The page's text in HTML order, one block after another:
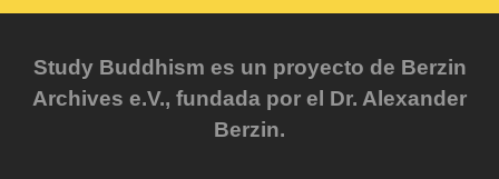
Study Buddhism es un proyecto de Berzin
Archives e.V., fundada por el Dr. Alexander
Berzin.